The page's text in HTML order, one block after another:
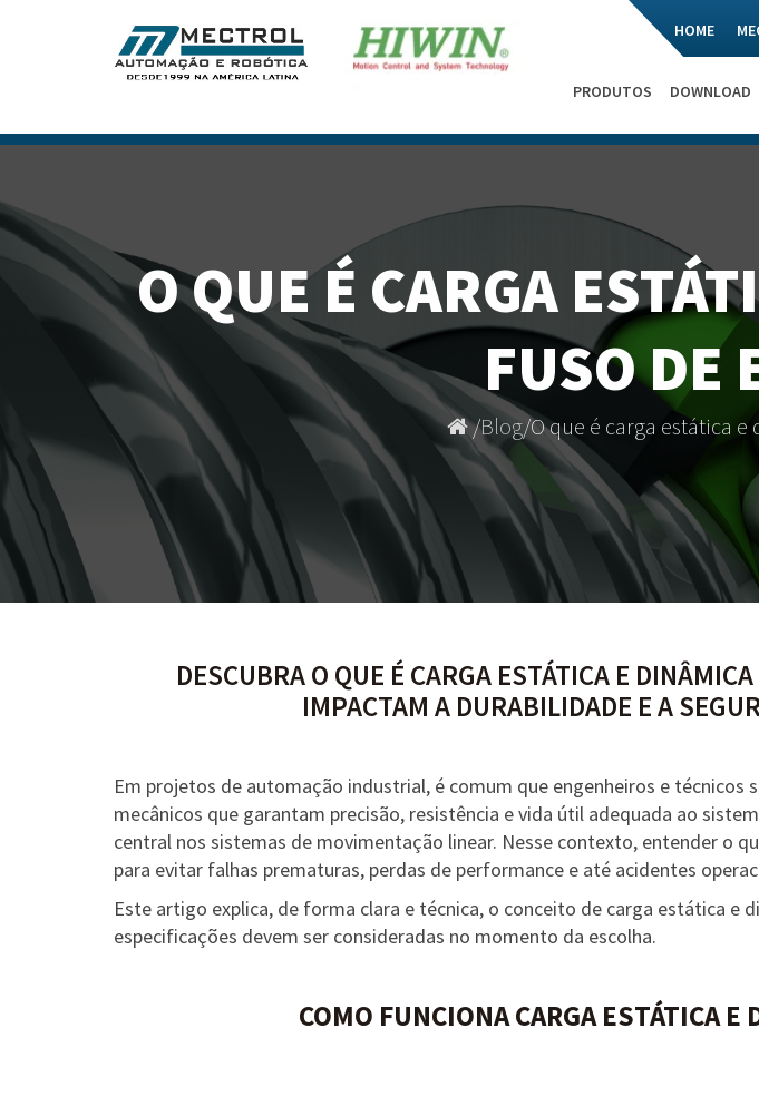
HOME
PRODUTOS DOWNLOAD
O QUE É CARGA
FUSO DE
/Blog/O que é carga estática
DESCUBRA O QUE É CARGA ESTÁTICA E
IMPACTAM A DURABILIDADE E A
Em projetos de automação industrial, é comum que engenheiros e
mecânicos que garantam precisão, resistência e vida útil adequada ao
central nos sistemas de movimentação linear. Nesse contexto, entender o
para evitar falhas prematuras, perdas de performance e até acidentes
Este artigo explica, de forma clara e técnica, o conceito de carga estática e
especificações devem ser consideradas no momento da escolha.
COMO FUNCIONA CARGA ESTÁTICA